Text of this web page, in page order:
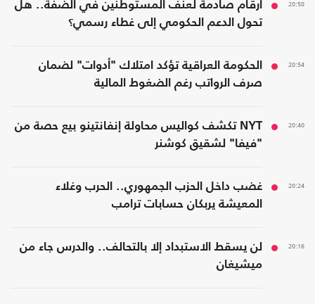
20:58
أرقام صادمة لعنف المستوطنين في الضفة.. هل
تحول الدعم الحكومي إلى غطاء رسمي؟
20:54
الحكومة العراقية تؤكد امتلاك "أدوات" لضمان
صرف الرواتب رغم الضغوط المالية
20:40
NYT تكشف كواليس محاولة إنفانتينو بيع حصة من
"فيفا" لشقيق كوشنر
20:24
غضب داخل الحزب الجمهوري.. الحرب وغلاء
المعيشة يربكان حسابات ترامب
20:16
لن يسقط الاستبداد إلا بالتحالف.. والدرس جاء من
ميشيغان